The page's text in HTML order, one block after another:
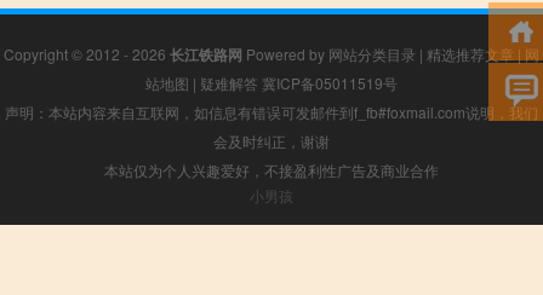
Copyright © 2012 - 2026 长江铁路网 Powered by 网站分类目录 | 精选推荐文章 | 网
站地图 | 疑难解答 冀ICP备05011519号
声明：本站内容来自互联网，如信息有错误可发邮件到f_fb#foxmail.com说明，我们
会及时纠正，谢谢
本站仅为个人兴趣爱好，不接盈利性广告及商业合作
小男孩